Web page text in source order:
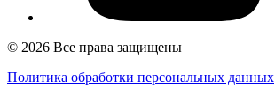
© 2026 Все права защищены
Политика обработки персональных данных